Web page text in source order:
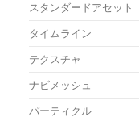
スタンダードアセット
タイムライン
テクスチャ
ナビメッシュ
パーティクル